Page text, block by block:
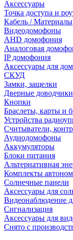
Аксессуары
Точка доступа и
Кабель / Материалы
Видеодомофоны
AHD домофония
Аналоговая
IP домофония
Аксессуары для
СКУД
Замки, защелки
Дверные доводчики
Кнопки
Браслеты, карты и
Устройства
Считыватели,
Аудиодомофоны
Аккумуляторы
Блоки питания
Альтернативная
Комплекты
Солнечные панели
Аксессуары для
Видеонаблюдение
Сигнализация
Аксессуары для
Снято с